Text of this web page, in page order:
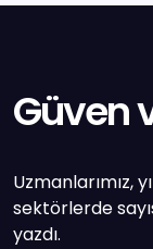
Güven
Uzmanlarımız,
sektörlerde
yazdı.